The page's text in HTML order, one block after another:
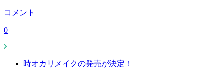
コメント
0
時オカリメイクの発売が決定！